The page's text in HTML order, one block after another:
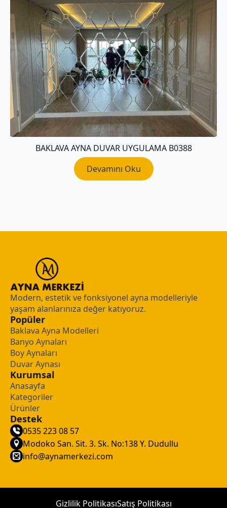
BAKLAVA AYNA DUVAR UYGULAMA B0388
Devamını Oku
Modern, estetik ve fonksiyonel ayna modelleriyle
yaşam alanlarınıza değer katıyoruz.
Popüler
Baklava Ayna Modelleri
Banyo Aynaları
Boy Aynaları
Duvar Aynası
Kurumsal
Anasayfa
Kategoriler
Ürünler
Destek
0535 223 08 57
Modoko San. Sit. 3. Sk. No:138 Y. Dudullu
info@aynamerkezi.com
Gizlilik PolitikasıSatış Politikası